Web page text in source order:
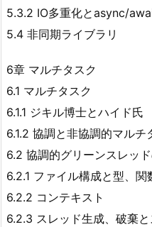
5.3.2 IO多重化とasync/
5.4 非同期ライブラリ
6章 マルチタスク
6.1 マルチタスク
6.1.1 ジキル博士とハイド氏
6.1.2 協調と非協調的マルチ
6.2 協調的グリーンスレッ
6.2.1 ファイル構成と型、関
6.2.2 コンテキスト
6.2.3 スレッド生成、破棄